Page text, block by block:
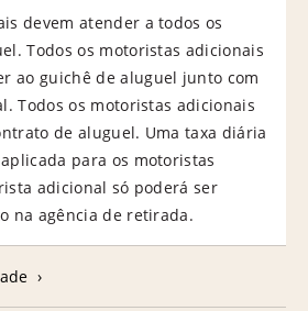
devem atender a todos os
Todos os motoristas adicionais
ao guichê de aluguel junto com
Todos os motoristas adicionais
de aluguel. Uma taxa diária
para os motoristas
adicional só poderá ser
na agência de retirada.